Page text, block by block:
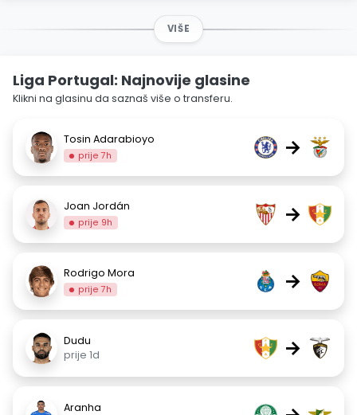
VIŠE
Liga Portugal: Najnovije glasine
Klikni na glasinu da saznaš više o transferu.
Tosin Adarabioyo
prije 7h →
Joan Jordán
prije 9h →
Rodrigo Mora
prije 7h →
Dudu
prije 1d
→
Aranha